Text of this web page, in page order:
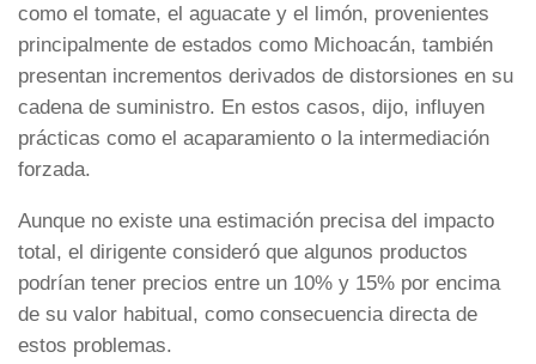
como el tomate, el aguacate y el limón, provenientes
principalmente de estados como Michoacán, también
presentan incrementos derivados de distorsiones en su
cadena de suministro. En estos casos, dijo, influyen
prácticas como el acaparamiento o la intermediación
forzada.
Aunque no existe una estimación precisa del impacto
total, el dirigente consideró que algunos productos
podrían tener precios entre un 10% y 15% por encima
de su valor habitual, como consecuencia directa de
estos problemas.